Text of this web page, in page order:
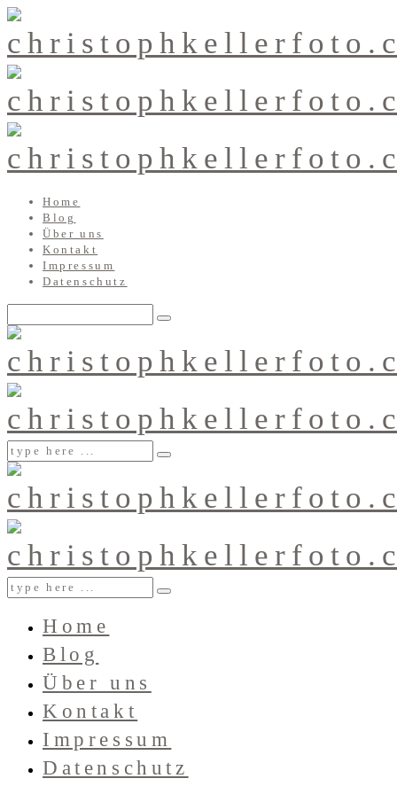
Home
Blog
Über uns
Kontakt
Impressum
Datenschutz
Home
Blog
Über uns
Kontakt
Impressum
Datenschutz